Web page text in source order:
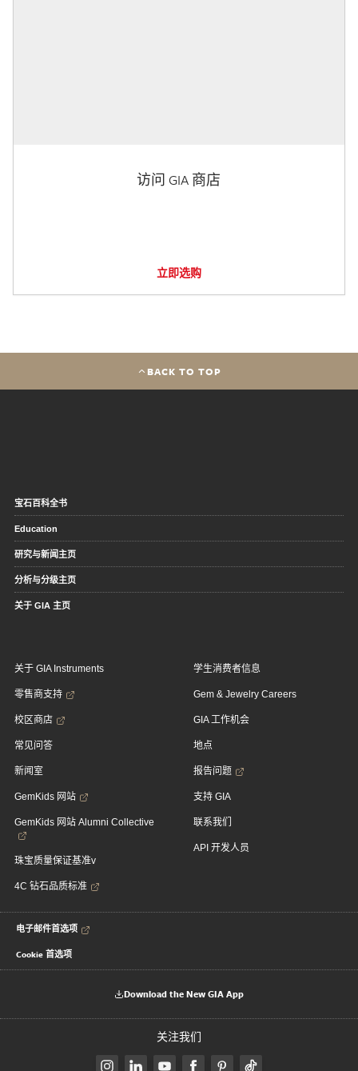
访问 GIA 商店
立即选购
BACK TO TOP
宝石百科全书
Education
研究与新闻主页
分析与分级主页
关于 GIA 主页
关于 GIA Instruments
零售商支持
校区商店
常见问答
新闻室
GemKids 网站
GemKids 网站 Alumni Collective
珠宝质量保证基准v
4C 钻石品质标准
学生消费者信息
Gem & Jewelry Careers
GIA 工作机会
地点
报告问题
支持 GIA
联系我们
API 开发人员
电子邮件首选项
Cookie 首选项
Download the New GIA App
关注我们